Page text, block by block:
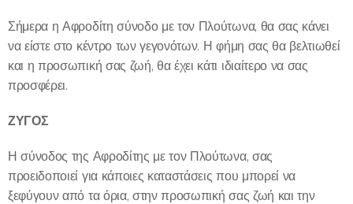
Σήμερα η Αφροδίτη σύνοδο με τον Πλούτωνα, θα σας κάνει
να είστε στο κέντρο των γεγονότων. Η φήμη σας θα βελτιωθεί
και η προσωπική σας ζωή, θα έχει κάτι ιδιαίτερο να σας
προσφέρει.
ΖΥΓΟΣ
Η σύνοδος της Αφροδίτης με τον Πλούτωνα, σας
προειδοποιεί για κάποιες καταστάσεις που μπορεί να
ξεφύγουν από τα όρια, στην προσωπική σας ζωή και την